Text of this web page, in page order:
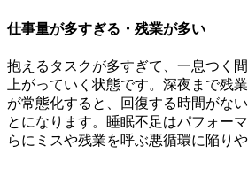
仕事量が多すぎる・残業が多い
抱えるタスクが多すぎて、一息つく
上がっていく状態です。深夜まで残
が常態化すると、回復する時間がな
とになります。睡眠不足はパフォー
らにミスや残業を呼ぶ悪循環に陥りや